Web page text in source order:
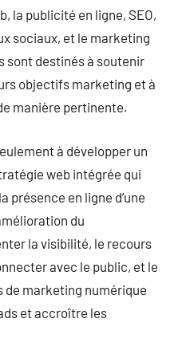
la publicité en ligne, SEO,
sociaux, et le marketing
sont destinés à soutenir
objectifs marketing et à
manière pertinente.
à développer un
web intégrée qui
présence en ligne d’une
du
la visibilité, le recours
avec le public, et le
de marketing numérique
et accroître les